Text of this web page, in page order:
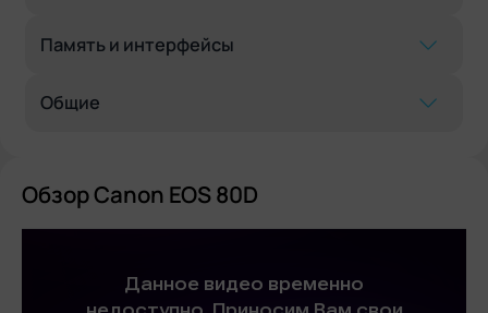
Память и интерфейсы
Общие
Обзор Canon EOS 80D